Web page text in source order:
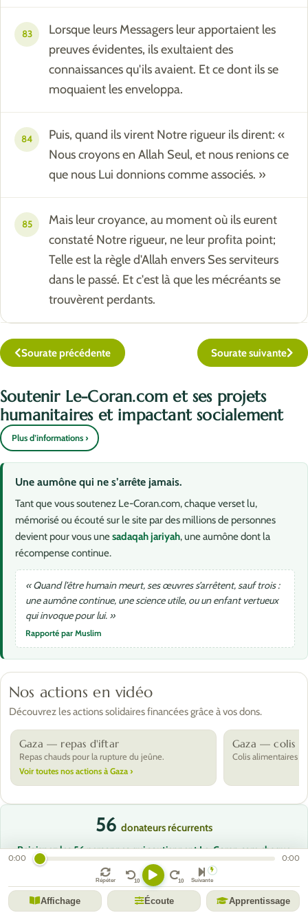
83
Lorsque leurs Messagers leur apportaient les
preuves évidentes, ils exultaient des
connaissances qu'ils avaient. Et ce dont ils se
moquaient les enveloppa.
84
Puis, quand ils virent Notre rigueur ils dirent: «
Nous croyons en Allah Seul, et nous renions ce
que nous Lui donnions comme associés. »
85
Mais leur croyance, au moment où ils eurent
constaté Notre rigueur, ne leur profita point;
Telle est la règle d'Allah envers Ses serviteurs
dans le passé. Et c'est là que les mécréants se
trouvèrent perdants.
Sourate précédente Sourate suivante
Soutenir Le-Coran.com et ses projets
humanitaires et impactant socialement
Plus d’informations ›
Une aumône qui ne s’arrête jamais.
Tant que vous soutenez Le-Coran.com, chaque verset lu,
mémorisé ou écouté sur le site par des millions de personnes
devient pour vous unesadaqah jariyah, une aumône dont la
récompense continue.
« Quand l’être humain meurt, ses œuvres s’arrêtent, sauf trois :
une aumône continue, une science utile, ou un enfant vertueux
qui invoque pour lui. »
Rapporté par Muslim
Nos actions en vidéo
Découvrez les actions solidaires financées grâce à vos dons.
Gaza — repas d'iftar
Repas chauds pour la rupture du jeûne.
Voir toutes nos actions à Gaza ›
Gaza — colis
Colis alimentaires
56 donateurs récurrents
Rejoignez les 56 personnes qui soutiennent Le-Coran.com chaque
mois, outil 100 % gratuit depuis 2013, et qu’il le restera toujours
incha’Allah.
Ils soutiennent Le-Coran.com :
0:00 0:00
Suivante
Répéter
Affichage Écoute Apprentissage